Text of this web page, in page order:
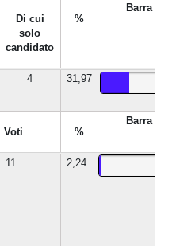
Di cui
solo
candidato
%
Barra %
4 31,97
Voti %
Barra %
11 2,24